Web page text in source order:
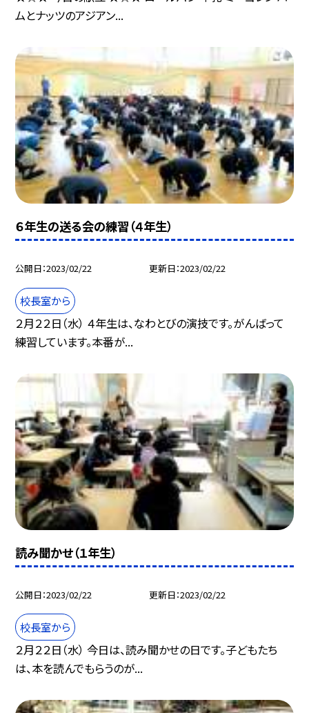
ムとナッツのアジアン...
６年生の送る会の練習（４年生）
公開日 2023/02/22 更新日 2023/02/22
校長室から
２月２２日（水） ４年生は、なわとびの演技です。がんばって
練習しています。本番が...
読み聞かせ（１年生）
公開日 2023/02/22 更新日 2023/02/22
校長室から
２月２２日（水） 今日は、読み聞かせの日です。子どもたち
は、本を読んでもらうのが...